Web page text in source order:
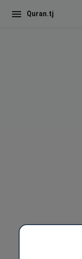
Quran.tj